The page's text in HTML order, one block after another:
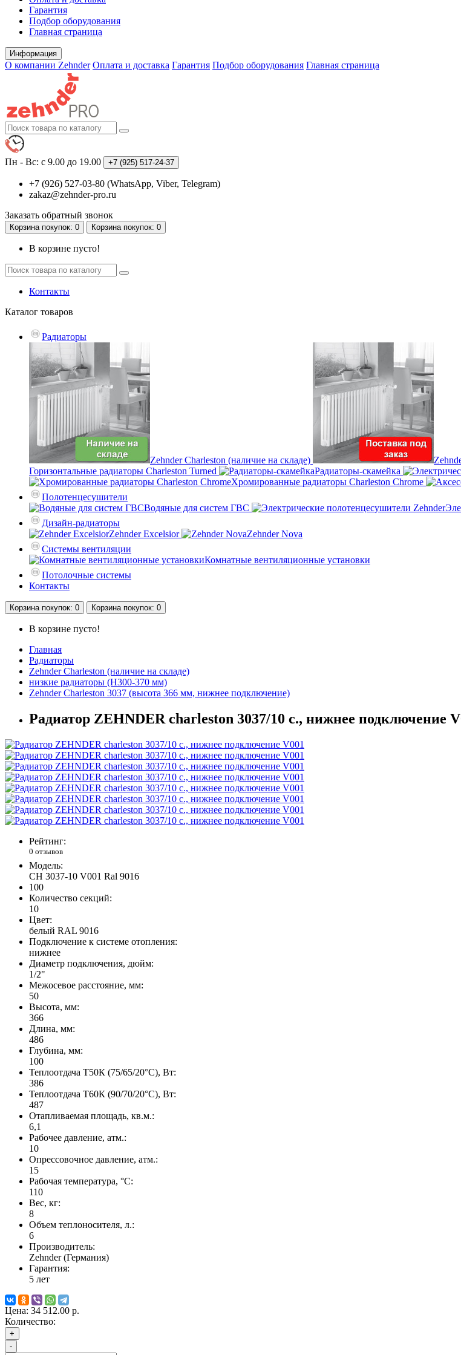
Гарантия
Подбор оборудования
Главная страница
Информация
О компании Zehnder Оплата и доставка Гарантия Подбор оборудования Главная страница
Пн - Вс: с 9.00 до 19.00 +7 (925) 517-24-37
+7 (926) 527-03-80 (WhatsApp, Viber, Telegram)
zakaz@zehnder-pro.ru
Заказать обратный звонок
Корзинапокупок: 0 Корзинапокупок: 0
В корзине пусто!
Контакты
Каталог товаров
Радиаторы
Zehnder Charleston (наличие на складе)
Горизонтальные радиаторы Charleston Turned
Радиаторы-скамейка
Хромированные радиаторы Charleston Chrome
Полотенцесушители
Водяные для систем ГВС
Дизайн-радиаторы
Zehnder Excelsior
Zehnder Nova
Системы вентиляции
Комнатные вентиляционные установки
Потолочные системы
Контакты
Корзинапокупок: 0 Корзинапокупок: 0
В корзине пусто!
Главная
Радиаторы
Zehnder Charleston (наличие на складе)
низкие радиаторы (H300-370 мм)
Zehnder Charleston 3037 (высота 366 мм, нижнее подключение)
Радиатор ZEHNDER charleston 3037/10 с., нижнее подключение
Рейтинг:
0 отзывов
Модель:
CH 3037-10 V001 Ral 9016
100
Количество секций:
10
Цвет:
белый RAL 9016
Подключение к системе отопления:
нижнее
Диаметр подключения, дюйм:
1/2"
Межосевое расстояние, мм:
50
Высота, мм:
366
Длина, мм:
486
Глубина, мм:
100
Теплоотдача Т50К (75/65/20°C), Вт:
386
Теплоотдача Т60К (90/70/20°C), Вт:
487
Отапливаемая площадь, кв.м.:
6,1
Рабочее давление, атм.:
10
Опрессовочное давление, атм.:
15
Рабочая температура, °C:
110
Вес, кг:
8
Объем теплоносителя, л.:
6
Производитель:
Zehnder (Германия)
Гарантия:
5 лет
Цена: 34 512.00 р.
Количество:
+
-